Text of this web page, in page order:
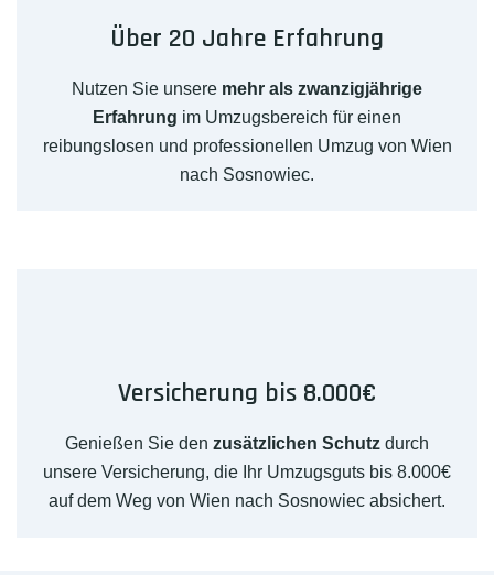
Über 20 Jahre Erfahrung
Nutzen Sie unsere mehr als zwanzigjährige
Erfahrung im Umzugsbereich für einen
reibungslosen und professionellen Umzug von Wien
nach Sosnowiec.
Versicherung bis 8.000€
Genießen Sie den zusätzlichen Schutz durch
unsere Versicherung, die Ihr Umzugsguts bis 8.000€
auf dem Weg von Wien nach Sosnowiec absichert.